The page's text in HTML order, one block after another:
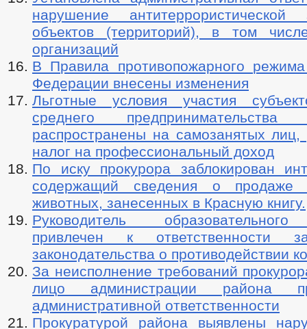
нарушение антитеррористической
объектов (территорий), в том
организаций
В Правила противопожарного
Федерации внесены изменения
Льготные условия участия
среднего
распространены на самозанятых
налог на профессиональный доход
По иску прокурора заблокирован
содержащий сведения о продаже
животных, занесенных в Красную книгу.
Руководитель
привлечен к ответственности
законодательства о противодействии
За неисполнение требований
лицо администрации района
административной ответственности
Прокуратурой района выявлены